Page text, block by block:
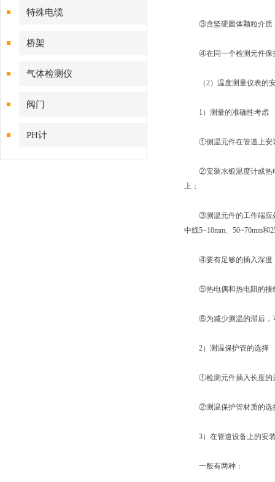
特殊电缆
桥架
气体检测仪
阀门
PH计
③含坚硬固体颗粒介质
④在同一个检测元件保护
（2）温度测量仪表的
1）测量的准确性考虑
①侧温元件在管道上安装
②安装水银温度计或热电
上；
③测温元件的工作端应处
中线5~10mm、50~70mm
④要有足够的插入深度
⑤热电偶和热电阻的接线
⑥为减少测温的滞后，可
2）测温保护管的选择
①检测元件插入长度的选
②测温保护管材质的选择
3）在管道设备上的安
一般有两种：